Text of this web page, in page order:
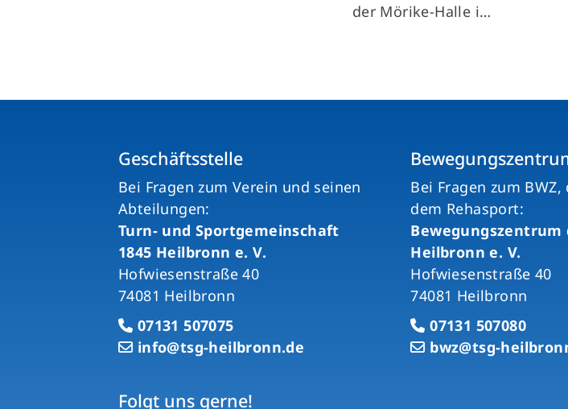
der Mörike-Halle i…
Geschäftsstelle
Bei Fragen zum Verein und seinen
Abteilungen:
Turn- und Sportgemeinschaft
1845 Heilbronn e. V.
Hofwiesenstraße 40
74081 Heilbronn
07131 507075
info@tsg-heilbronn.de
Bei Fragen zum BWZ,
dem Rehasport:
Bewegungszentrum
Heilbronn e. V.
Hofwiesenstraße 40
74081 Heilbronn
07131 507080
bwz@tsg-
Folgt uns gerne!